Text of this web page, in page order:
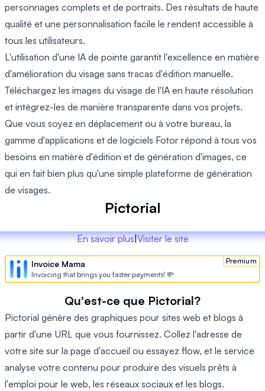
personnages complets et de portraits. Des résultats de haute
qualité et une personnalisation facile le rendent accessible à
tous les utilisateurs.
L'utilisation d'une IA de pointe garantit l'excellence en matière
d'amélioration du visage sans tracas d'édition manuelle.
Téléchargez les images du visage de l'IA en haute résolution
et intégrez-les de manière transparente dans vos projets.
Que vous soyez en déplacement ou à votre bureau, la
gamme d'applications et de logiciels Fotor répond à tous vos
besoins en matière d'édition et de génération d'images, ce
qui en fait bien plus qu'une simple plateforme de génération
de visages.
Pictorial
En savoir plus|Visiter le site
Premium
Invoice Mama
Invoicing that brings you faster payments! 💸
Qu'est-ce que Pictorial?
Pictorial génère des graphiques pour sites web et blogs à
partir d'une URL que vous fournissez. Collez l'adresse de
votre site sur la page d'accueil ou essayez flow, et le service
analyse votre contenu pour produire des visuels prêts à
l'emploi pour le web, les réseaux sociaux et les blogs.